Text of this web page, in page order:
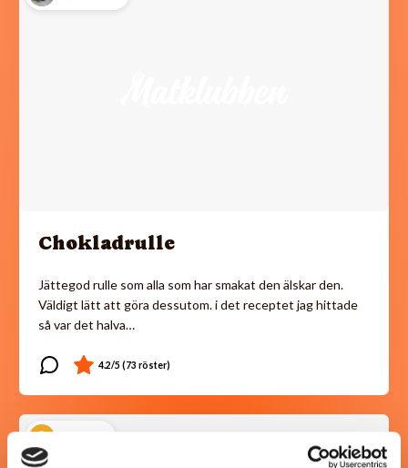
Chokladrulle
Jättegod rulle som alla som har smakat den älskar den.
Väldigt lätt att göra dessutom. i det receptet jag hittade
så var det halva…